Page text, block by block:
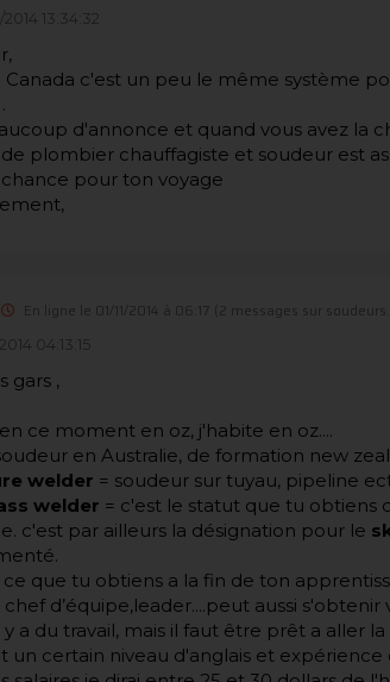
13:34:32
Canada c'est un peu le même système
d'annonce et quand vous avez la
plombier chauffagiste et soudeur est
pour ton voyage
En ligne le 01/11/2014 à 06:17 (2 messages sur
04:13:15
gars ,
ce moment en oz, j'habite en oz....
en Australie, de formation new
welder = soudeur sur tuyau, pipeline
welder = c'est le statut que tu obtiens
c'est par ailleurs la désignation pour le
ce que tu obtiens a la fin de ton
d’équipe,leader....peut aussi s'obtenir
y a du travail, mais il faut être prêt a aller la
un certain niveau d'anglais et expérience